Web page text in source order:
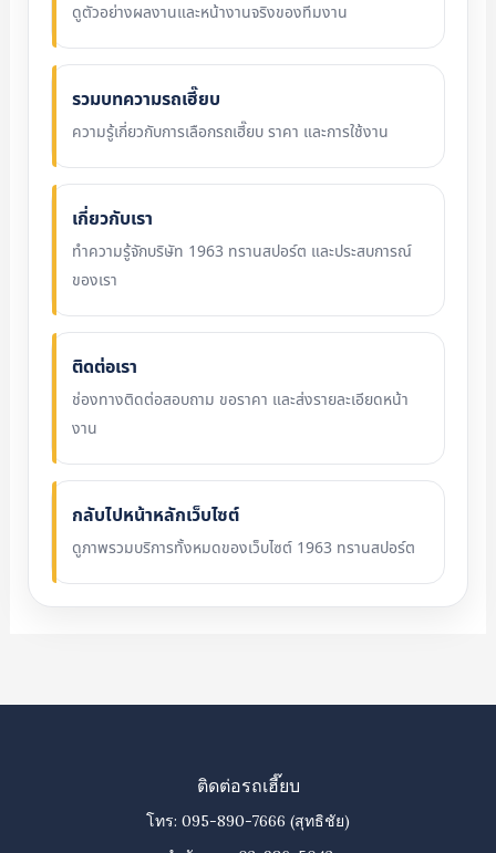
ดูตัวอย่างผลงานและหน้างานจริงของทีมงาน
รวมบทความรถเฮี๊ยบ
ความรู้เกี่ยวกับการเลือกรถเฮี๊ยบ ราคา และการใช้งาน
เกี่ยวกับเรา
ทำความรู้จักบริษัท 1963 ทรานสปอร์ต และประสบการณ์
ของเรา
ติดต่อเรา
ช่องทางติดต่อสอบถาม ขอราคา และส่งรายละเอียดหน้า
งาน
กลับไปหน้าหลักเว็บไซต์
ดูภาพรวมบริการทั้งหมดของเว็บไซต์ 1963 ทรานสปอร์ต
ติดต่อรถเฮี๊ยบ
โทร: 095-890-7666 (สุทธิชัย)